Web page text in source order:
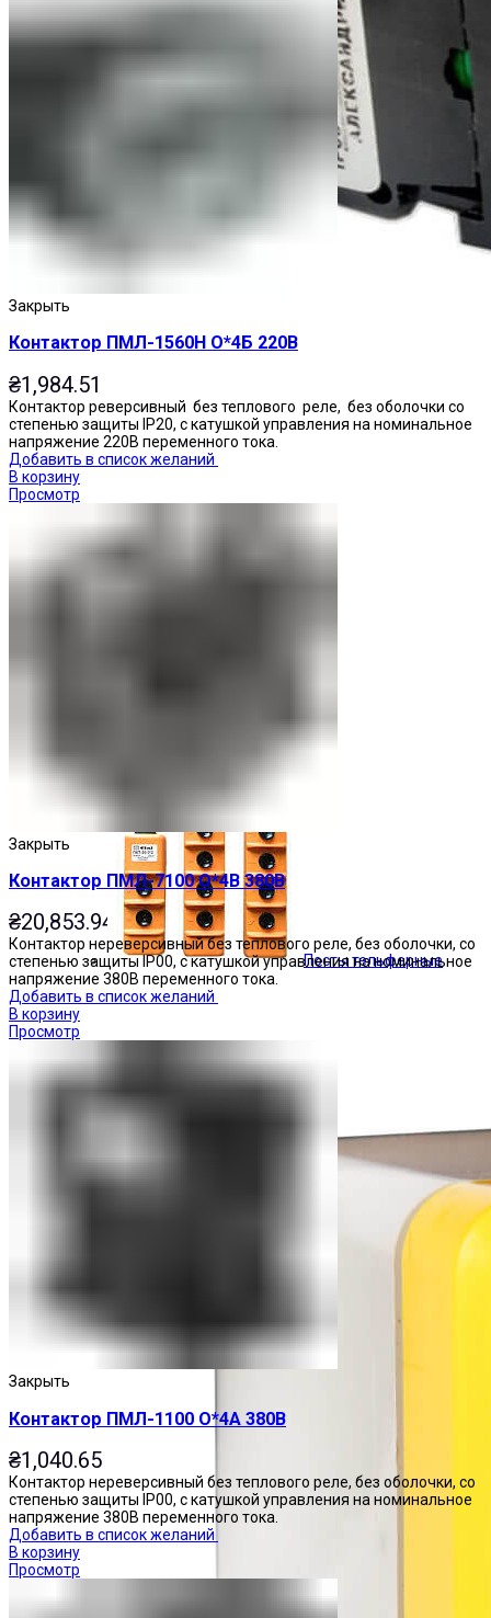
Посты тельферные
Закрыть
Контактор ПМЛ-1560Н О*4Б 220В
₴1,984.51
Контактор реверсивный без теплового реле, без оболочки со
степенью защиты IP20, с катушкой управления на номинальное
напряжение 220В переменного тока.
Добавить в список желаний
В корзину
Просмотр
Закрыть
Контактор ПМЛ-7100 О*4В 380В
₴20,853.94
Контактор нереверсивный без теплового реле, без оболочки, со
степенью защиты IP00, с катушкой управления на номинальное
напряжение 380В переменного тока.
Добавить в список желаний
В корзину
Просмотр
Закрыть
Контактор ПМЛ-1100 О*4А 380В
₴1,040.65
Контактор нереверсивный без теплового реле, без оболочки, со
степенью защиты IP00, с катушкой управления на номинальное
напряжение 380В переменного тока.
Добавить в список желаний
В корзину
Просмотр